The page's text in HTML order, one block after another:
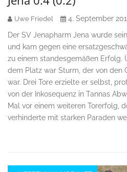
Uwe Friedel
4. September
Der SV Jenapharm Jena wurde
und kam gegen eine
zu einem standesgemäßen Erfolg.
dem Platz war Sturm, der von den
war. Drei Tore erzielte er selbst,
von der Inkosequenz in Tannas
Mal vor einem weiteren Torerfolg,
verhinderte mit starken Paraden